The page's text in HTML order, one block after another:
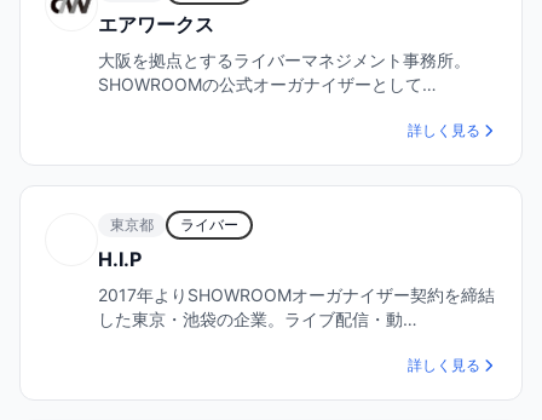
エアワークス
大阪を拠点とするライバーマネジメント事務所。
SHOWROOMの公式オーガナイザーとして…
詳しく見る
東京都 ライバー
H.I.P
2017年よりSHOWROOMオーガナイザー契約を締結
した東京・池袋の企業。ライブ配信・動…
詳しく見る